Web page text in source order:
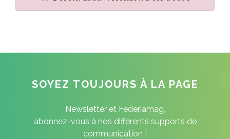
SOYEZ TOUJOURS À LA PAGE
Newsletter et Federiamag,
abonnez-vous à nos différents supports de
communication !